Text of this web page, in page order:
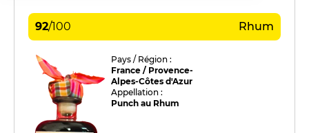
92/100 Rhum
Pays / Région :
France / Provence-
Alpes-Côtes d'Azur
Appellation :
Punch au Rhum